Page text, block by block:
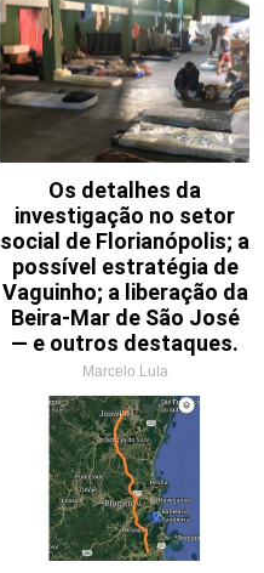
Os detalhes da
investigação no setor
social de Florianópolis; a
possível estratégia de
Vaguinho; a liberação da
Beira-Mar de São José
— e outros destaques.
Marcelo Lula